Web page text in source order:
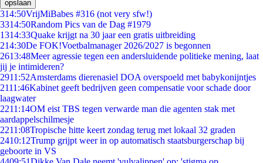
opslaan
314:50VrijMiBabes #316 (not very sfw!)
3314:50Random Pics van de Dag #1979
1314:33Quake krijgt na 30 jaar een gratis uitbreiding
214:30De FOK!Voetbalmanager 2026/2027 is begonnen
2613:48Meer agressie tegen een andersluidende politieke mening, laat
jij je intimideren?
2911:52Amsterdams dierenasiel DOA overspoeld met babykonijntjes
2111:46Kabinet geeft bedrijven geen compensatie voor schade door
laagwater
2211:14OM eist TBS tegen verwarde man die agenten stak met
aardappelschilmesje
2211:08Tropische hitte keert zondag terug met lokaal 32 graden
2410:12Trump grijpt weer in op automatisch staatsburgerschap bij
geboorte in VS